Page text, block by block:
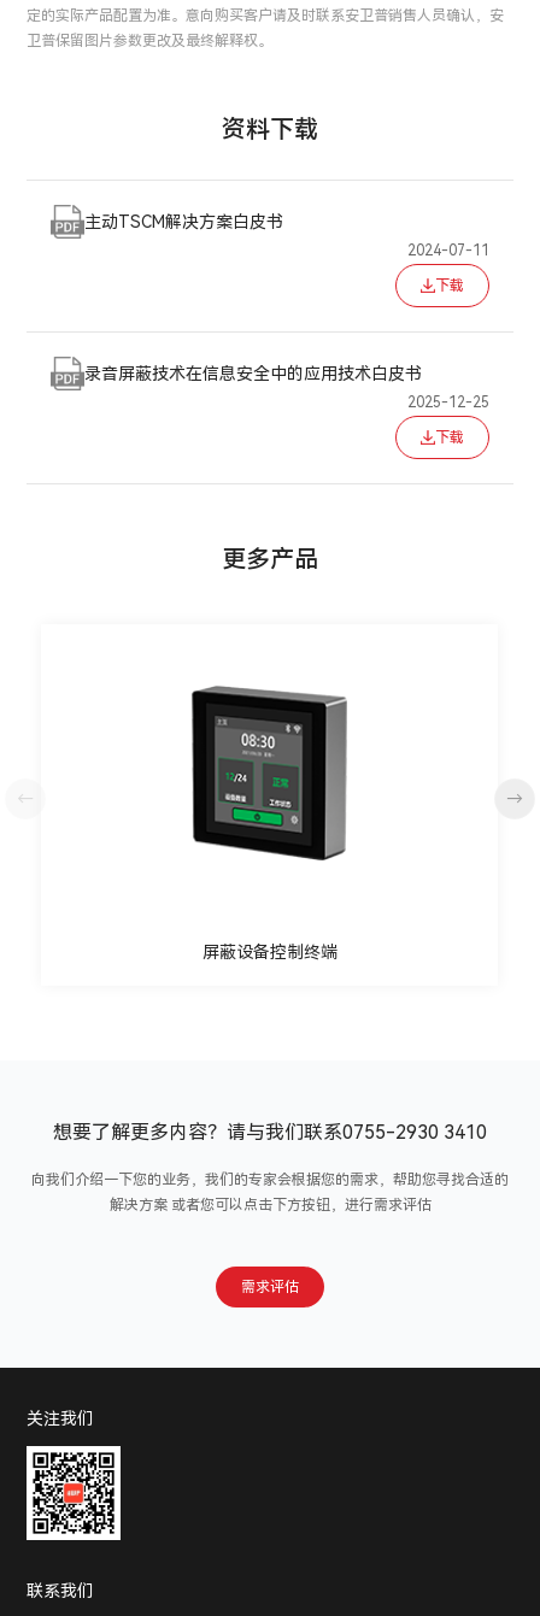
定的实际产品配置为准。意向购买客户请及时联系安卫普销售人员确认，安
卫普保留图片参数更改及最终解释权。
资料下载
主动TSCM解决方案白皮书
2024-07-11
下载
录音屏蔽技术在信息安全中的应用技术白皮书
2025-12-25
下载
更多产品
屏蔽设备控制终端
← →
想要了解更多内容？请与我们联系0755-2930 3410
向我们介绍一下您的业务，我们的专家会根据您的需求，帮助您寻找合适的
解决方案或者您可以点击下方按钮，进行需求评估
需求评估
关注我们
联系我们